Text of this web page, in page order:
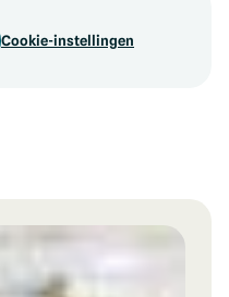
Cookie-instellingen